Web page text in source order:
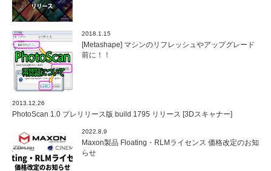
2018.1.15
[Metashape] マシンのリフレッシュやアップグレード
前に！！
2013.12.26
PhotoScan 1.0 プレリリース版 build 1795 リリース [3Dスキャナー]
2022.8.9
Maxon製品 Floating・RLMライセンス 価格改定のお知
らせ